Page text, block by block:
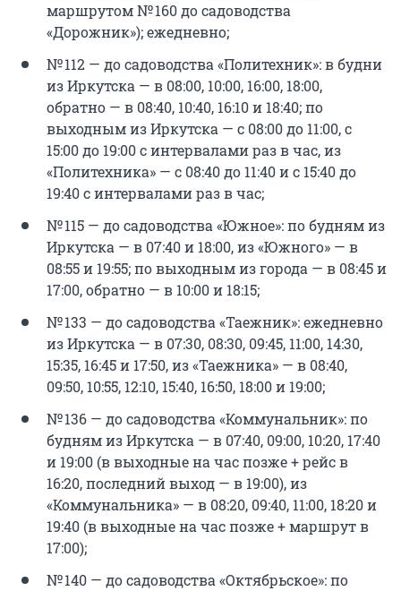
маршрутом № 160 до садоводства
«Дорожник»); ежедневно;
№ 112 — до садоводства «Политехник»: в будни
из Иркутска — в 08:00, 10:00, 16:00, 18:00,
обратно — в 08:40, 10:40, 16:10 и 18:40; по
выходным из Иркутска — с 08:00 до 11:00, с
15:00 до 19:00 с интервалами раз в час, из
«Политехника» — с 08:40 до 11:40 и с 15:40 до
19:40 с интервалами раз в час;
№ 115 — до садоводства «Южное»: по будням из
Иркутска — в 07:40 и 18:00, из «Южного» — в
08:55 и 19:55; по выходным из города — в 08:45 и
17:00, обратно — в 10:00 и 18:15;
№ 133 — до садоводства «Таежник»: ежедневно
из Иркутска — в 07:30, 08:30, 09:45, 11:00, 14:30,
15:35, 16:45 и 17:50, из «Таежника» — в 08:40,
09:50, 10:55, 12:10, 15:40, 16:50, 18:00 и 19:00;
№ 136 — до садоводства «Коммунальник»: по
будням из Иркутска — в 07:40, 09:00, 10:20, 17:40
и 19:00 (в выходные на час позже + рейс в
16:20, последний выход — в 19:00), из
«Коммунальника» — в 08:20, 09:40, 11:00, 18:20 и
19:40 (в выходные на час позже + маршрут в
17:00);
№ 140 — до садоводства «Октябрьское»: по